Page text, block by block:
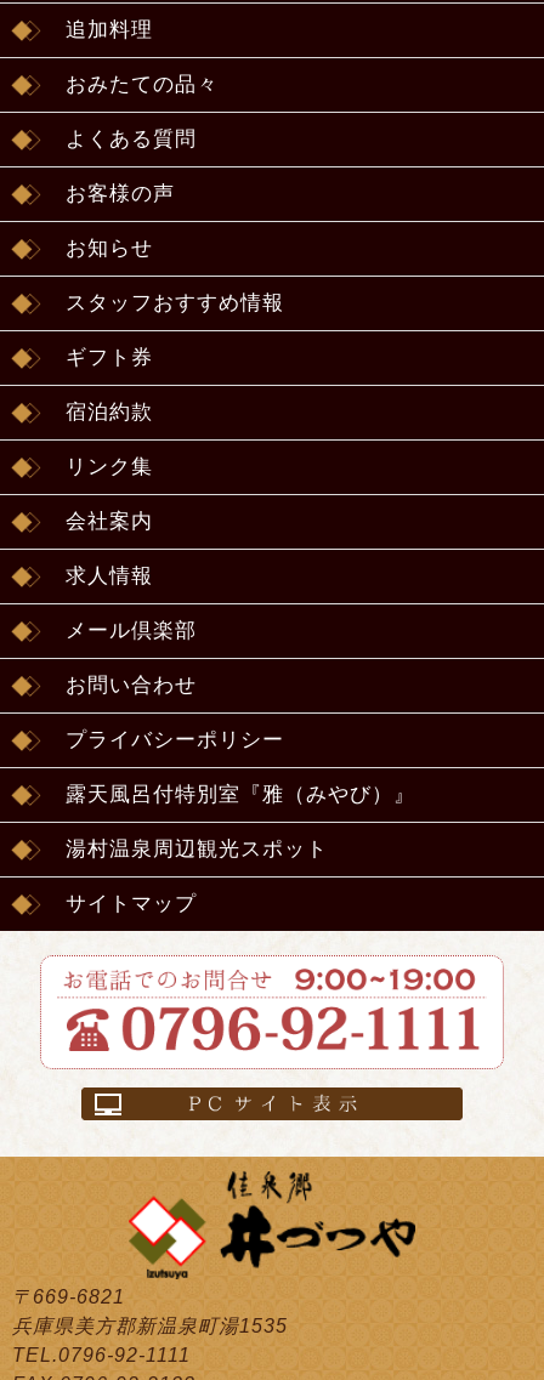
追加料理
おみたての品々
よくある質問
お客様の声
お知らせ
スタッフおすすめ情報
ギフト券
宿泊約款
リンク集
会社案内
求人情報
メール倶楽部
お問い合わせ
プライバシーポリシー
露天風呂付特別室『雅（みやび）』
湯村温泉周辺観光スポット
サイトマップ
〒669-6821
兵庫県美方郡新温泉町湯1535
TEL.0796-92-1111